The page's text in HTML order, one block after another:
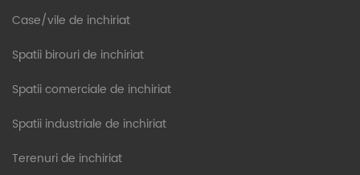
Case/vile de inchiriat
Spatii birouri de inchiriat
Spatii comerciale de inchiriat
Spatii industriale de inchiriat
Terenuri de inchiriat